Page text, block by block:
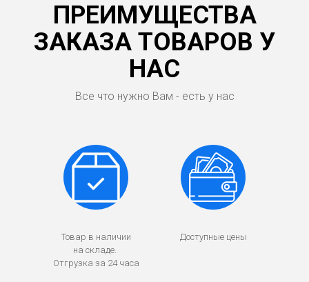
ПРЕИМУЩЕСТВА
ЗАКАЗА ТОВАРОВ У
НАС
Все что нужно Вам - есть у нас
Товар в наличии
на складе.
Отгрузка за 24 часа
Доступные цены